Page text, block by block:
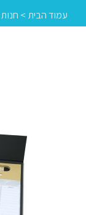
עמוד הבית > חנות